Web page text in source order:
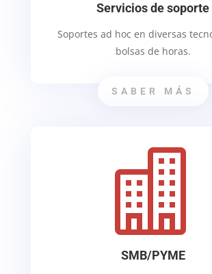
Servicios de soporte
Soportes ad hoc en diversas
bolsas de horas.
SABER MÁS

SMB/PYME